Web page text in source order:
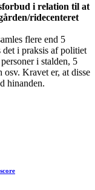
i relation til at
ridecenteret
flere end 5
det i praksis af politiet
i stalden, 5
osv. Kravet er, at disse
hinanden.